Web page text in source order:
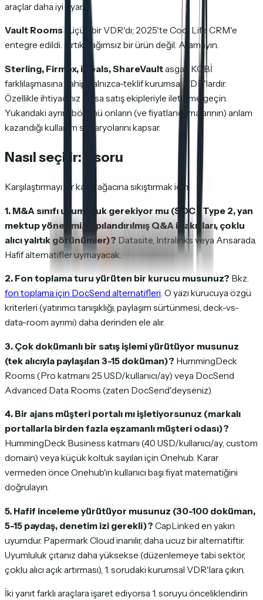
araçlar daha iyi uyar.
Vault Rooms küçük bir VDR'dı; 2025'te Cool Life CRM'e
entegre edildi. Artık bağımsız bir ürün değil. Aramayın.
Sterling, Firmex, iDeals, ShareVaultasgari KOBİ
farklılaşmasına sahip yalnızca-teklif kurumsal VDR'lardır.
Özellikle ihtiyacınız varsa satış ekipleriyle iletişime geçin.
Yukarıdaki ayrım bölümü onların (ve fiyatlandırmalarının) anlam
kazandığı kullanım senaryolarını kapsar.
Nasıl seçilir: 5 soru
Karşılaştırmayı bir karar ağacına sıkıştırmak için:
1. M&A sınıfı uyumluluk gerekiyor mu (SOC 1 Type 2, yan
mektup yönetimi, yapılandırılmış Q&A iş akışları, çoklu
alıcı yalıtık görünümler)? Datasite, Intralinks veya Ansarada.
Hafif alternatifler uymayacak.
2. Fon toplama turu yürüten bir kurucu musunuz? Bkz.
fon toplama için DocSend alternatifleri. O yazı kurucuya özgü
kriterleri (yatırımcı tanışıklığı, paylaşım sürtünmesi, deck-vs-
data-room ayrımı) daha derinden ele alır.
3. Çok dokümanlı bir satış işlemi yürütüyor musunuz
(tek alıcıyla paylaşılan 3-15 doküman)? HummingDeck
Rooms (Pro katmanı 25 USD/kullanıcı/ay) veya DocSend
Advanced Data Rooms (zaten DocSend'deyseniz).
4. Bir ajans müşteri portalı mı işletiyorsunuz (markalı
portallarla birden fazla eşzamanlı müşteri odası)?
HummingDeck Business katmanı (40 USD/kullanıcı/ay, custom
domain) veya küçük koltuk sayıları için Onehub. Karar
vermeden önce Onehub'ın kullanıcı başı fiyat matematiğini
doğrulayın.
5. Hafif inceleme yürütüyor musunuz (30-100 doküman,
5-15 paydaş, denetim izi gerekli)? CapLinked en yakın
uyumdur. Papermark Cloud inanılır, daha ucuz bir alternatiftir.
Uyumluluk çıtanız daha yüksekse (düzenlemeye tabi sektör,
çoklu alıcı açık artırması), 1. sorudaki kurumsal VDR'lara çıkın.
İki yanıt farklı araçlara işaret ediyorsa 1. soruyu önceliklendirin